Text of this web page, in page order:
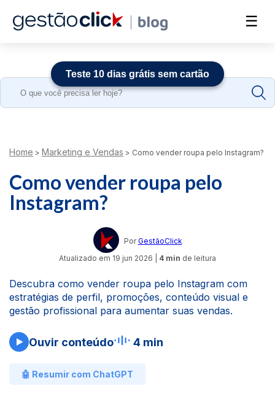
☰
Search
Home > Marketing e Vendas > Como vender roupa pelo Instagram?
Como vender roupa pelo
Instagram?
Por GestãoClick
Atualizado em 19 jun 2026 4 min de leitura
Descubra como vender roupa pelo Instagram com
estratégias de perfil, promoções, conteúdo visual e
gestão profissional para aumentar suas vendas.
Ouvir conteúdo 4 min
🤖 Resumir com ChatGPT
Teste 10 dias grátis sem cartão